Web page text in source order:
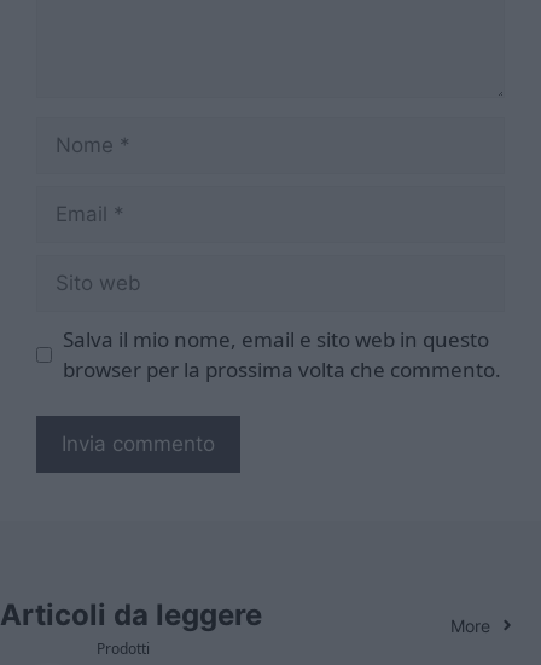
Salva il mio nome, email e sito web in questo
browser per la prossima volta che commento.
Articoli da leggere
More
Prodotti